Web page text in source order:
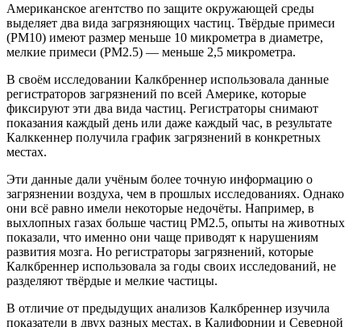
Американское агентство по защите окружающей среды
выделяет два вида загрязняющих частиц. Твёрдые примеси
(PM10) имеют размер меньше 10 микрометра в диаметре,
мелкие примеси (PM2.5) ― меньше 2,5 микрометра.
В своём исследовании Калкбреннер использовала данные
регистраторов загрязнений по всей Америке, которые
фиксируют эти два вида частиц. Регистраторы снимают
показания каждый день или даже каждый час, в результате
Калккеннер получила график загрязнений в конкретных
местах.
Эти данные дали учёным более точную информацию о
загрязнении воздуха, чем в прошлых исследованиях. Однако
они всё равно имели некоторые недочёты. Например, в
выхлопных газах больше частиц PM2.5, опыты на животных
показали, что именно они чаще приводят к нарушениям
развития мозга. Но регистраторы загрязнений, которые
Калкбреннер использовала за годы своих исследований, не
разделяют твёрдые и мелкие частицы.
В отличие от предыдущих анализов Калкбреннер изучила
показатели в двух разных местах, в Калифорнии и Северной